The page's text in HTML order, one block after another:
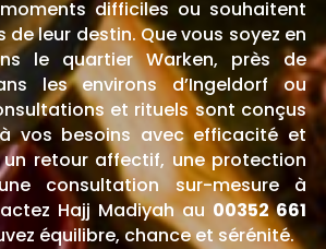
difficiles ou souhaitent
de leur destin. Que vous soyez en
le quartier Warken, près de
les environs d’Ingeldorf ou
et rituels sont conçus
vos besoins avec efficacité et
un retour affectif, une protection
consultation sur-mesure à
Hajj Madiyah au 00352 661
équilibre, chance et sérénité.